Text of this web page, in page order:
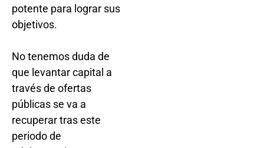
potente para lograr sus
objetivos.
No tenemos duda de
que levantar capital a
través de ofertas
públicas se va a
recuperar tras este
periodo de